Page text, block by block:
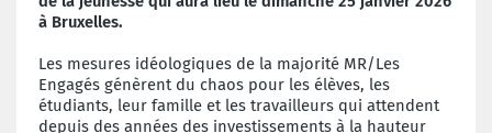
à Bruxelles.
Les mesures idéologiques de la majorité MR/Les
Engagés génèrent du chaos pour les élèves, les
étudiants, leur famille et les travailleurs qui attendent
depuis des années des investissements à la hauteur